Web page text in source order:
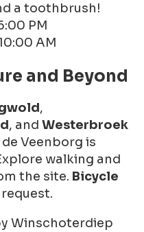
a toothbrush!
PM
AM
and Beyond
,
, andWesterbroek
Veenborg is
walking and
the site. Bicycle
Winschoterdiep